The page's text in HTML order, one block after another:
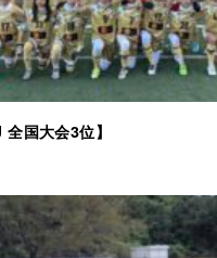
国大会3位】